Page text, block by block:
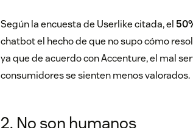
Según la encuesta de Userlike citada, el
chatbot el hecho de que no supo cómo
ya que de acuerdo conAccenture, el mal
consumidores se sienten menos valorados.
2. No son humanos